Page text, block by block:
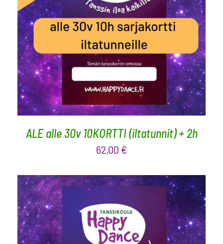
LISÄÄ OSTOSKORIIN / LISÄTIEDOT
ALE alle 30v 10KORTTI (iltatunnit) + 2h
62,00 €